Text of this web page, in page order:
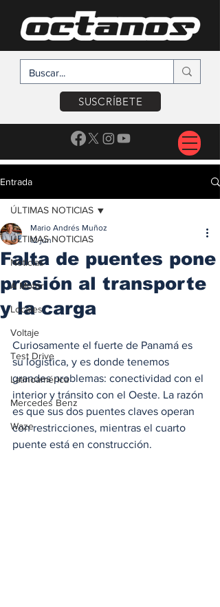
SUSCRÍBETE
Entrada
ÚLTIMAS NOTICIAS
Noticias
A Motor
Locales
Voltaje
Test Drive
Latinoamérica
Mercedes Benz
Waze
ÚLTIMAS NOTICIAS
Falta de puentes pone
presión al transporte
y la carga
Mario Andrés Muñoz
12 jun
Curiosamente el fuerte de Panamá es
su logística, y es donde tenemos
grandes problemas: conectividad con el
interior y tránsito con el Oeste. La razón
es que sus dos puentes claves operan
con restricciones, mientras el cuarto
puente está en construcción.